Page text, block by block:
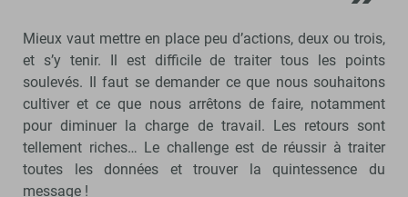
Mieux vaut mettre en place peu d’actions, deux ou trois,
et s’y tenir. Il est difficile de traiter tous les points
soulevés. Il faut se demander ce que nous souhaitons
cultiver et ce que nous arrêtons de faire, notamment
pour diminuer la charge de travail. Les retours sont
tellement riches… Le challenge est de réussir à traiter
toutes les données et trouver la quintessence du
message !